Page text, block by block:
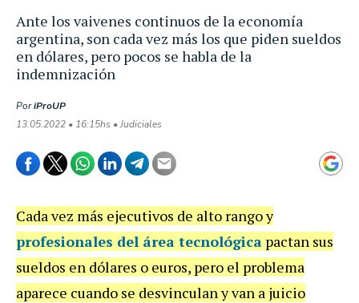
Ante los vaivenes continuos de la economía
argentina, son cada vez más los que piden sueldos
en dólares, pero pocos se habla de la
indemnización
PoriProUP
13.05.2022 • 16:15hs • Judiciales
Cada vez más ejecutivos de alto rango y
profesionales del área tecnológica pactan sus
sueldos en dólares o euros, pero el problema
aparece cuando se desvinculan y van a juicio